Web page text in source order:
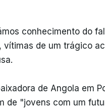
conhecimento do
vítimas de um trágico
de Angola em
de "jovens com um